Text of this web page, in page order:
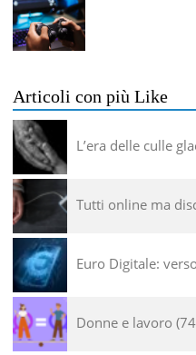
Articoli con più Like
L’era delle culle
Tutti online ma
Euro Digitale:
Donne e lavoro 74